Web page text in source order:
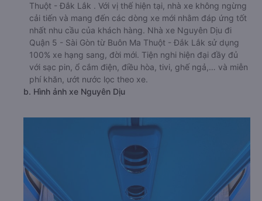
Thuột - Đắk Lắk . Với vị thế hiện tại, nhà xe không ngừng
cải tiến và mang đến các dòng xe mới nhằm đáp ứng tốt
nhất nhu cầu của khách hàng. Nhà xe Nguyên Dịu đi
Quận 5 - Sài Gòn từ Buôn Ma Thuột - Đắk Lắk sử dụng
100% xe hạng sang, đời mới. Tiện nghi hiện đại đầy đủ
với sạc pin, ổ cắm điện, điều hòa, tivi, ghế ngả,… và miễn
phí khăn, ướt nước lọc theo xe.
b. Hình ảnh xe Nguyên Dịu